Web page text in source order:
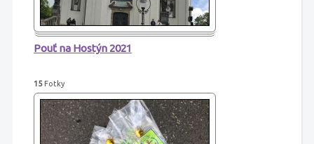
Pouť na Hostýn 2021
15Fotky